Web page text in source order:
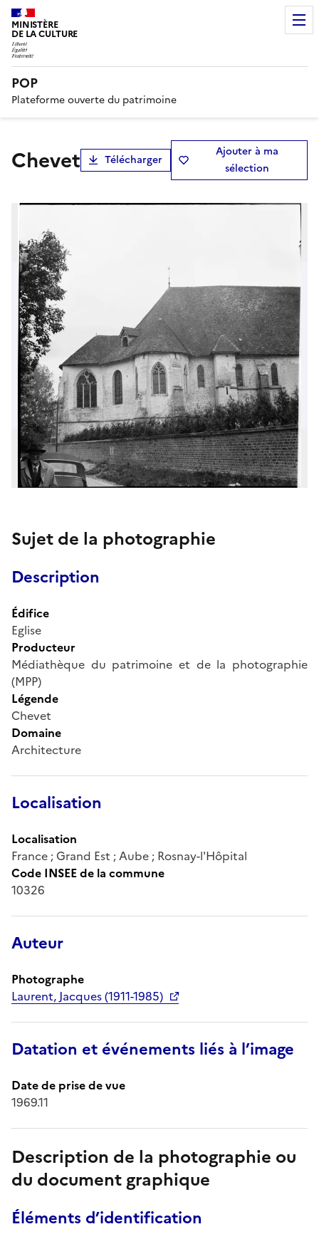
MINISTÈRE
DE LA CULTURE
POP
Plateforme ouverte du patrimoine
Chevet Télécharger
Ajouter à ma
sélection
Sujet de la photographie
Description
Édifice
Eglise
Producteur
Médiathèque du patrimoine et de la photographie
(MPP)
Légende
Chevet
Domaine
Architecture
Localisation
Localisation
France ; Grand Est ; Aube ; Rosnay-l'Hôpital
Code INSEE de la commune
10326
Auteur
Photographe
Laurent, Jacques (1911-1985)
Datation et événements liés à l’image
Date de prise de vue
1969.11
Description de la photographie ou
du document graphique
Éléments d’identification